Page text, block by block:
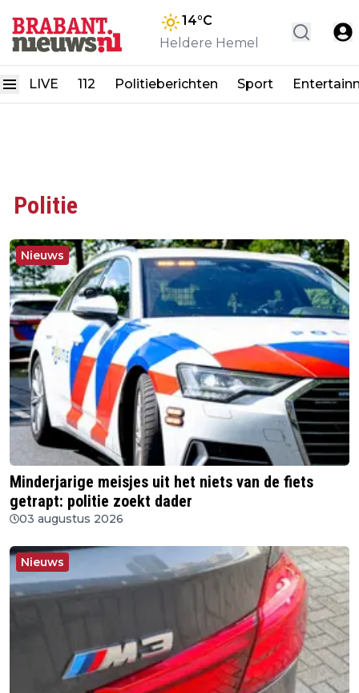
14°C
Heldere Hemel
LIVE 112 Politieberichten Sport
Politie
Nieuws
Minderjarige meisjes uit het niets van de fiets
getrapt: politie zoekt dader
03 augustus 2026
Nieuws